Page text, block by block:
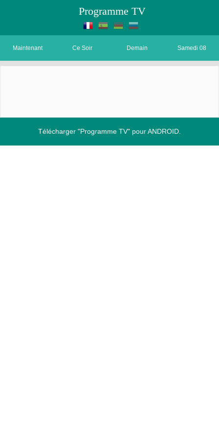
Programme TV
Maintenant Ce Soir Demain Samedi 08
Télécharger "Programme TV" pour ANDROID.